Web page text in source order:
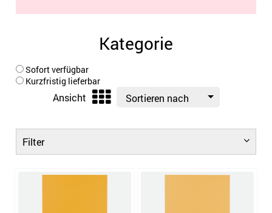
Kategorie
Sofort verfügbar
Kurzfristig lieferbar
Ansicht Sortieren nach
Filter